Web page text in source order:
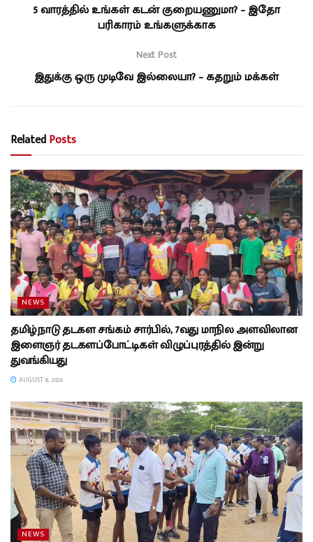
5 வாரத்தில் உங்கள் கடன் குறையணுமா? – இதோ
பரிகாரம் உங்களுக்காக
Next Post
இதுக்கு ஒரு முடிவே இல்லையா? – கதறும் மக்கள்
RelatedPosts
NEWS
தமிழ்நாடு தடகள சங்கம் சார்பில், 7வது மாநில அளவிலான
இளைஞர் தடகளப்போட்டிகள் விழுப்புரத்தில் இன்று
துவங்கியது
AUGUST 8, 2026
NEWS